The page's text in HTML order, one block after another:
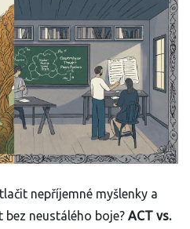
nepříjemné myšlenky a
bez neustálého boje? ACT vs.